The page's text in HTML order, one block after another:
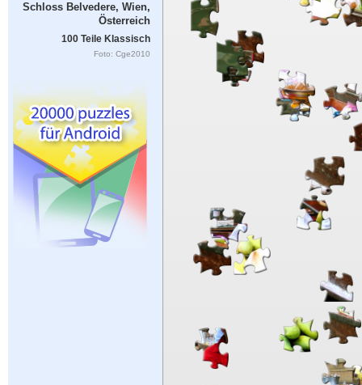
Schloss Belvedere, Wien,
Österreich
100 Teile Klassisch
Foto: Cge2010